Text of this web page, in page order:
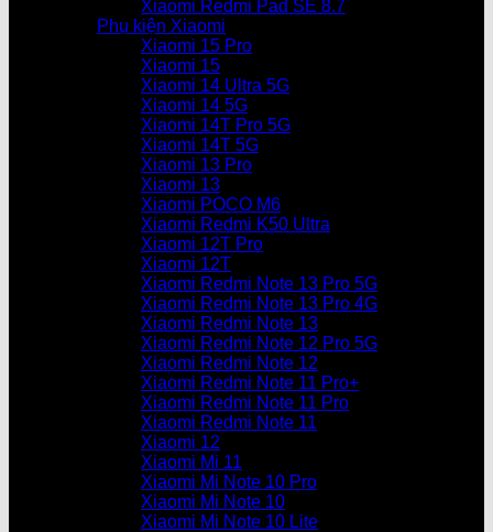
Xiaomi Redmi Pad SE 8.7
Phụ kiện Xiaomi
Xiaomi 15 Pro
Xiaomi 15
Xiaomi 14 Ultra 5G
Xiaomi 14 5G
Xiaomi 14T Pro 5G
Xiaomi 14T 5G
Xiaomi 13 Pro
Xiaomi 13
Xiaomi POCO M6
Xiaomi Redmi K50 Ultra
Xiaomi 12T Pro
Xiaomi 12T
Xiaomi Redmi Note 13 Pro 5G
Xiaomi Redmi Note 13 Pro 4G
Xiaomi Redmi Note 13
Xiaomi Redmi Note 12 Pro 5G
Xiaomi Redmi Note 12
Xiaomi Redmi Note 11 Pro+
Xiaomi Redmi Note 11 Pro
Xiaomi Redmi Note 11
Xiaomi 12
Xiaomi Mi 11
Xiaomi Mi Note 10 Pro
Xiaomi Mi Note 10
Xiaomi Mi Note 10 Lite